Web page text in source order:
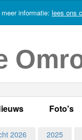
informatie: lees ons
Lokaal
Foto's
2026 2025